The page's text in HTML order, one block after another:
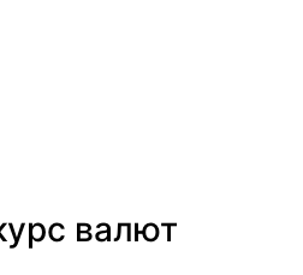
валют